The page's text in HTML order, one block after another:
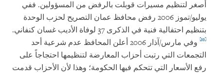
أصغر لتنظيم مسيرات قوبلت بالرفض من المسؤولين. ففي
يوليو/تموز 2006 رفض محافظ عمان التصريح لحزب الوحدة
بتنظيم احتفالية فنية في الذكرى 37 لوفاة الأديب غسان كنفاني.
[33]
وفي مارس/آذار 2006 أعلن المحافظ عدم شرعية أحد
التجمعات التي رتبت أحزاب المعارضة لتنظيمها احتجاجاً على
رفع الأسعار التي تتحكم فيها الحكومة؛ وهذا لأن الأحزاب قدمت